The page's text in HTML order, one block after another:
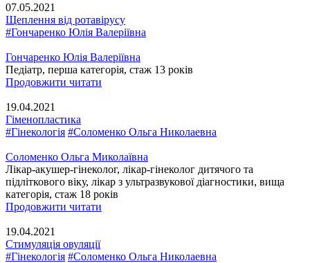
07.05.2021
Щеплення від ротавірусу
#Гончаренко Юлія Валеріївна
Гончаренко Юлія Валеріївна
Педіатр, перша категорія, стаж 13 років
Продовжити читати
19.04.2021
Гіменопластика
#Гінекологія #Соломенко Ольга Николаевна
Соломенко Ольга Миколаївна
Лікар-акушер-гінеколог, лікар-гінеколог дитячого та
підліткового віку, лікар з ультразвукової діагностики, вища
категорія, стаж 18 років
Продовжити читати
19.04.2021
Стимуляція овуляції
#Гінекологія #Соломенко Ольга Николаевна